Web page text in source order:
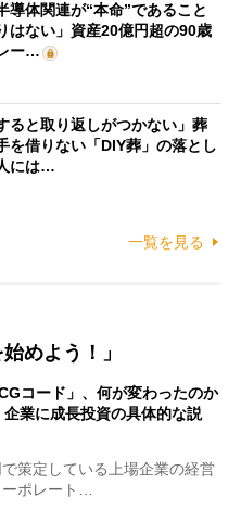
導体関連が“本命”であること
はない」資産20億円超の90歳
ー…
ると取り返しがつかない」葬
を借りない「DIY葬」の落とし
には…
一覧を見る
めよう！」
コード」、何が変わったのか
業に成長投資の具体的な説
策定している上場企業の経営
ポレート…